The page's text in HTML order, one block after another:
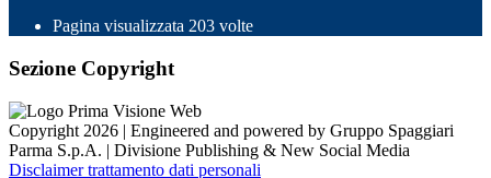
Pagina visualizzata 203 volte
Sezione Copyright
Copyright 2026 | Engineered and powered by Gruppo Spaggiari
Parma S.p.A. | Divisione Publishing & New Social Media
Disclaimer trattamento dati personali